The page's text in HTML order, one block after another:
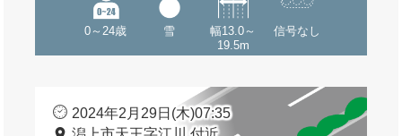
0～24歳 雪
幅13.0～
19.5m
信号なし
2024年2月29日(木)07:35